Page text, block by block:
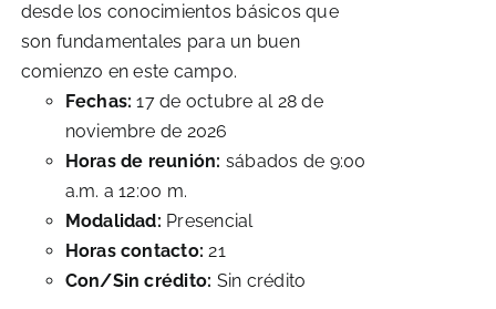
desde los conocimientos básicos que
son fundamentales para un buen
comienzo en este campo.
Fechas: 17 de octubre al 28 de
noviembre de 2026
Horas de reunión: sábados de 9:00
a.m. a 12:00 m.
Modalidad: Presencial
Horas contacto: 21
Con/Sin crédito: Sin crédito